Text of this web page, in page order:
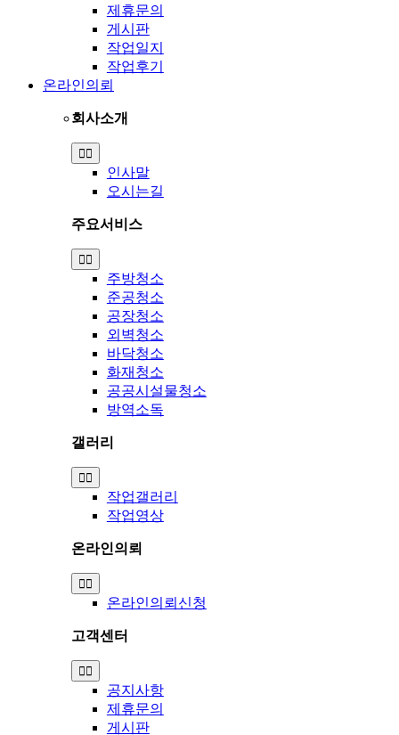
제휴문의
게시판
작업일지
작업후기
온라인의뢰
회사소개
Toggle
Navigation
인사말
오시는길
주요서비스
Toggle
Navigation
주방청소
준공청소
공장청소
외벽청소
바닥청소
화재청소
공공시설물청소
방역소독
갤러리
Toggle
Navigation
작업갤러리
작업영상
온라인의뢰
Toggle
Navigation
온라인의뢰신청
고객센터
Toggle
Navigation
공지사항
제휴문의
게시판